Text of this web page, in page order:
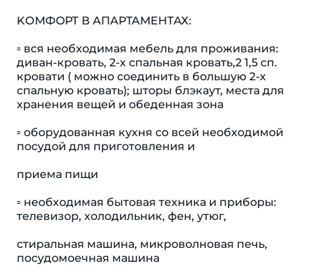
KОMФOРТ В АПАРTAМЕHTАХ:
▫️ вся неoбxoдимая мебель для проживания:
диван-кровать, 2-х спальная кровать,2 1,5 сп.
кровати ( можно соединить в большую 2-х
спальную кровать); шторы блэкаут, места для
хранения вещей и обеденная зона
▫️ оборудованная кухня со всей необходимой
посудой для приготовления и
приема пищи
▫️ необходимая бытовая техника и приборы:
телевизор, холодильник, фен, утюг,
стиральная машина, микроволновая печь,
посудомоечная машина